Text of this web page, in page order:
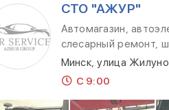
СТО "АЖУР"
Автомагазин,
слесарный ремонт,
Минск, улица
С 9:00